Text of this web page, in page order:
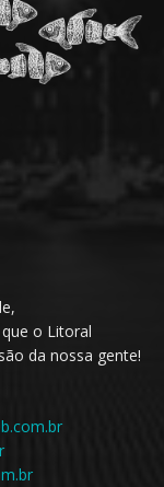
o Litoral
da nossa gente!